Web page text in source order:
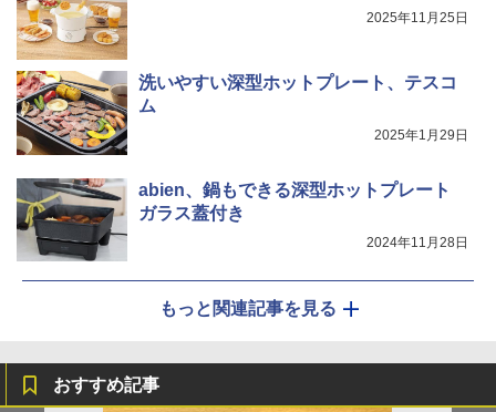
2025年11月25日
洗いやすい深型ホットプレート、テスコ
ム
2025年1月29日
abien、鍋もできる深型ホットプレート
ガラス蓋付き
2024年11月28日
もっと関連記事を見る
おすすめ記事